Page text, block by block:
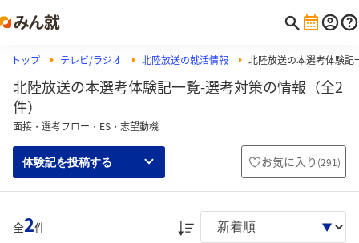
トップ テレビ/ラジオ 北陸放送の就活情報 北陸放送の本選考体験記
北陸放送の本選考体験記一覧-選考対策の情報（全2
件）
面接・選考フロー・ES・志望動機
体験記を投稿する お気に入り (291)
全2件